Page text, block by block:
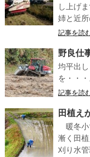
し上げ
姉と近
記事を読
野良仕
均平出
を・・・
記事を読
田植え
暖冬小
漸く田
刈り水